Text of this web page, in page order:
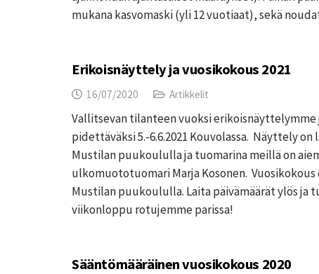
mukana kasvomaski (yli 12 vuotiaat), sekä
Erikoisnäyttely ja vuosikokous 2021
16/07/2020 Artikkelit
Vallitsevan tilanteen vuoksi erikoisnäyttelymme
pidettäväksi 5.-6.6.2021 Kouvolassa. Näyttely on
Mustilan puukoululla ja tuomarina meillä on
ulkomuototuomari Marja Kosonen. Vuosikokous
Mustilan puukoululla. Laita päivämäärät ylös ja
viikonloppu rotujemme parissa!
Sääntömääräinen vuosikokous 2020